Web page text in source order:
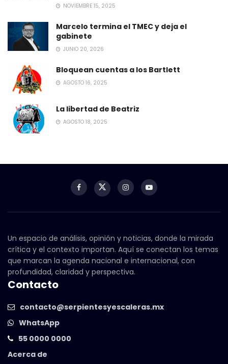
NOVIEMBRE 15, 2025
Marcelo termina el TMEC y deja el
gabinete
JUNIO 20, 2026
Bloquean cuentas a los Bartlett
AGOSTO 16, 2025
La libertad de Beatriz
AGOSTO 18, 2025
Un espacio de análisis, opinión y noticias, donde la mirada
crítica y el contexto importan. Aquí se conectan los temas
que marcan la agenda nacional e internacional, con
profundidad, claridad y perspectiva.
Contacto
contacto@serpientesyescaleras.mx
WhatsApp
55 0000 0000
Acerca de